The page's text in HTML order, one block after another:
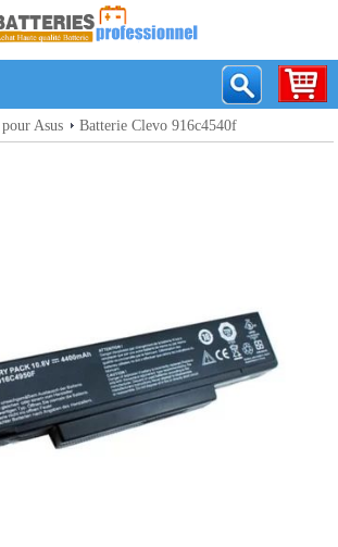
Asus Batterie Clevo 916c4540f